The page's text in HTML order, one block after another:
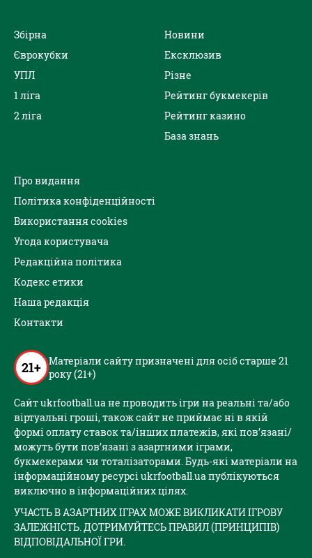
Збірна
Єврокубки
УПЛ
1 ліга
2 ліга
Новини
Ексклюзив
Різне
Рейтинг букмекерів
Рейтинг казино
База знань
Про видання
Політика конфіденційності
Використання cookies
Угода користувача
Редакційна політика
Кодекс етики
Наша редакція
Контакти
21+ Матеріали сайту призначені для осіб старше 21
року (21+)
Сайт ukrfootball.ua не проводить ігри на реальні та/або
віртуальні гроші, також сайт не приймає ні в якій
формі оплату ставок та/інших платежів, які пов’язані/
можуть бути пов’язані з азартними іграми,
букмекерами чи тоталізаторами. Будь-які матеріали на
інформаційному ресурсі ukrfootball.ua публікуються
виключно в інформаційних цілях.
УЧАСТЬ В АЗАРТНИХ ІГРАХ МОЖЕ ВИКЛИКАТИ ІГРОВУ
ЗАЛЕЖНІСТЬ. ДОТРИМУЙТЕСЬ ПРАВИЛ (ПРИНЦИПІВ)
ВІДПОВІДАЛЬНОЇ ГРИ.